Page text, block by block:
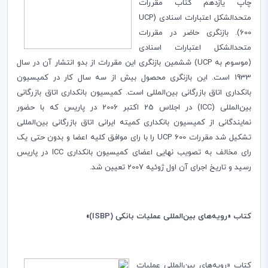
چاپ یازدهم کتاب مقررات
متحدالشکل اعتبارات اسنادی (UCP
600). بازنگری حاضر در مقررات
متحدالشکل اعتبارات اسنادی
(موسوم بهUCP) ششمین بازنگری این مقررات از بدو انتشار آن در سال
1933 است. این بازنگری محصول بیش از سه سال کار در کمیسیون
بانکداری اتاق بازرگانی بین‌المللی است. کمیسیون بانکداری اتاق بازرگانی
بین‌‌المللی (ICC
) در اجلاس 25 اکتبر 2006 در پاریس که با حضور
نمایندگانی از کمیسیون بانکداری کمیته ایرانی اتاق بازرگانی بین‌المللی
تشکیل شد مقرراتUCP 600را با رای موافق کلیه اعضا و بدون حتی یک
رای مخالف به تصویب نهایی اعضای کمیسیون بانکداریICC در پاریس
رسید و تاریخ اجرای آن اول ژوئیه 2007 تعیین شد.
كتاب «رویه‌های بین‌المللی عملیات بانکی (ISBP
)»
كتاب «رویه‌های بین‌المللی عملیات